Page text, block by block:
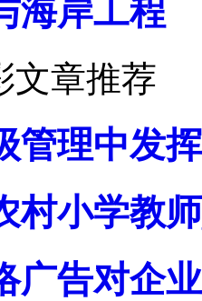
海岸工程
文章推荐
管理中发
村小学教
广告对企